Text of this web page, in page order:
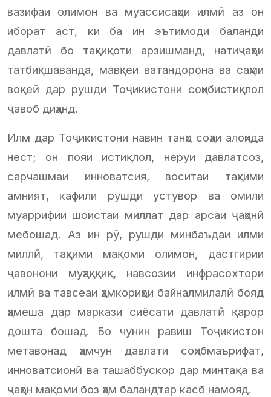
вазифаи олимон ва муассисаҳои илмӣ аз он
иборат аст, ки ба ин эътимоди баланди
давлатӣ бо таҳқиқоти арзишманд, натиҷаҳои
татбиқшаванда, мавқеи ватандорона ва саҳми
воқеӣ дар рушди Тоҷикистони соҳибистиқлол
ҷавоб диҳанд.
Илм дар Тоҷикистони навин танҳо соҳаи алоҳида
нест; он пояи истиқлол, неруи давлатсоз,
сарчашмаи инноватсия, воситаи таҳкими
амният, кафили рушди устувор ва омили
муаррифии шоистаи миллат дар арсаи ҷаҳонӣ
мебошад. Аз ин рӯ, рушди минбаъдаи илми
миллӣ, таҳкими мақоми олимон, дастгирии
ҷавонони муҳаққиқ, навсозии инфрасохтори
илмӣ ва тавсеаи ҳамкориҳои байналмилалӣ бояд
ҳамеша дар маркази сиёсати давлатӣ қарор
дошта бошад. Бо чунин равиш Тоҷикистон
метавонад ҳамчун давлати соҳибмаърифат,
инноватсионӣ ва ташаббускор дар минтақа ва
ҷаҳон мақоми боз ҳам баландтар касб намояд.